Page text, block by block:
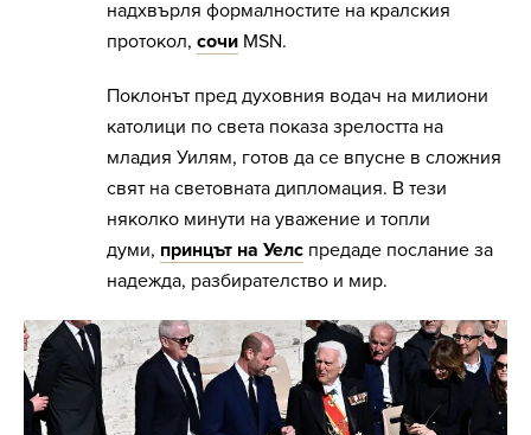
надхвърля формалностите на кралския
протокол, сочи MSN.
Поклонът пред духовния водач на милиони
католици по света показа зрелостта на
младия Уилям, готов да се впусне в сложния
свят на световната дипломация. В тези
няколко минути на уважение и топли
думи, принцът на Уелс предаде послание за
надежда, разбирателство и мир.